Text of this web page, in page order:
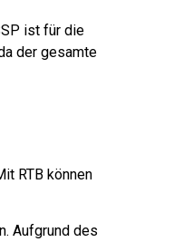
ist für die
der gesamte
RTB können
Aufgrund des